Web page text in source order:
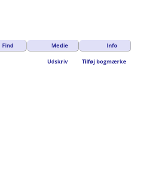
Find Medie Info
Udskriv Tilføj bogmærke